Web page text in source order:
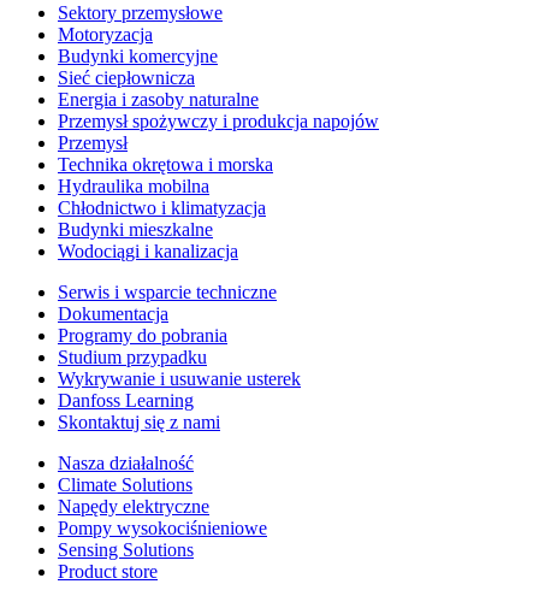
Sektory przemysłowe
Motoryzacja
Budynki komercyjne
Sieć ciepłownicza
Energia i zasoby naturalne
Przemysł spożywczy i produkcja napojów
Przemysł
Technika okrętowa i morska
Hydraulika mobilna
Chłodnictwo i klimatyzacja
Budynki mieszkalne
Wodociągi i kanalizacja
Serwis i wsparcie techniczne
Dokumentacja
Programy do pobrania
Studium przypadku
Wykrywanie i usuwanie usterek
Danfoss Learning
Skontaktuj się z nami
Nasza działalność
Climate Solutions
Napędy elektryczne
Pompy wysokociśnieniowe
Sensing Solutions
Product store